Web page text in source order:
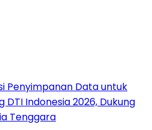
Penyimpanan Data untuk
DTI Indonesia 2026, Dukung
Tenggara